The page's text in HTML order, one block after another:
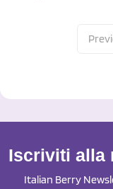
Iscriviti alla
Italian Berry